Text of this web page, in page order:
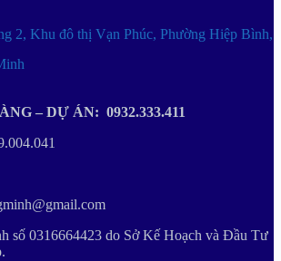
2, Khu đô thị Vạn Phúc, Phường Hiệp Bình,
– DỰ ÁN: 0932.333.411
số 0316664423 do Sở Kế Hoạch và Đầu Tư